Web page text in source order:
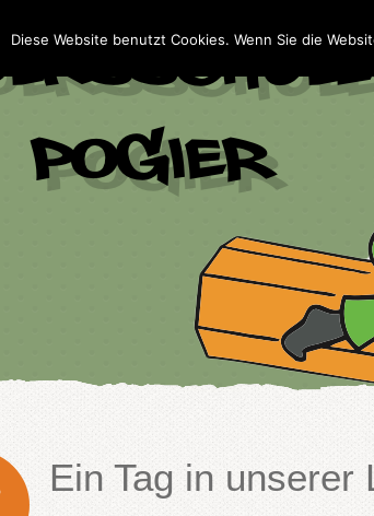
Ein Tag in unserer
Diese Website benutzt Cookies. Wenn Sie die